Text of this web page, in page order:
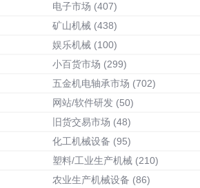
电子市场 (407)
矿山机械 (438)
娱乐机械 (100)
小百货市场 (299)
五金机电轴承市场 (702)
网站/软件研发 (50)
旧货交易市场 (48)
化工机械设备 (95)
塑料/工业生产机械 (210)
农业生产机械设备 (86)